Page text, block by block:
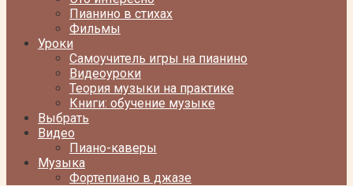
Пианино в стихах
Фильмы
Уроки
Самоучитель игры на пианино
Видеоуроки
Теория музыки на практике
Книги: обучение музыке
Выбрать
Видео
Пиано-каверы
Музыка
Фортепиано в джазе